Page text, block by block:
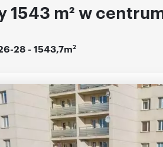
1543 m² w
28 - 1543,7m2